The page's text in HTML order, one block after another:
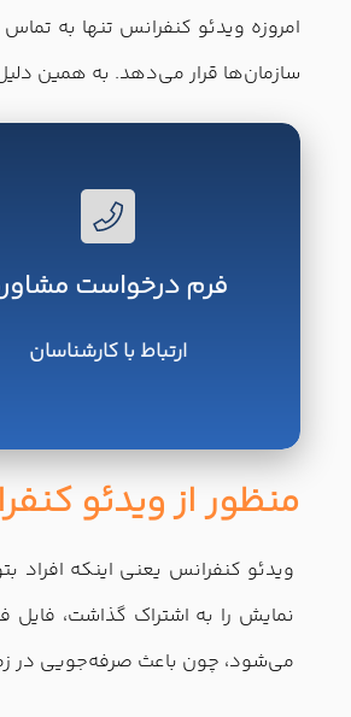
امروزه ویدئو کنفرانس تنها به
سازمان‌ها قرار می‌دهد. به همین
فرم درخواست
ارتباط با کارشناسان
منظور از ویدئو
ویدئو کنفرانس یعنی اینکه افراد
نمایش را به اشتراک گذاشت، فایل
می‌شود، چون باعث صرفه‌جویی در